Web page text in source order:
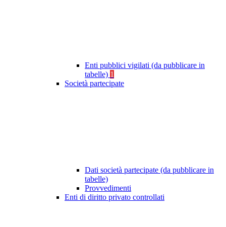
Enti pubblici vigilati (da pubblicare in
tabelle) 1
Società partecipate
Dati società partecipate (da pubblicare in
tabelle)
Provvedimenti
Enti di diritto privato controllati